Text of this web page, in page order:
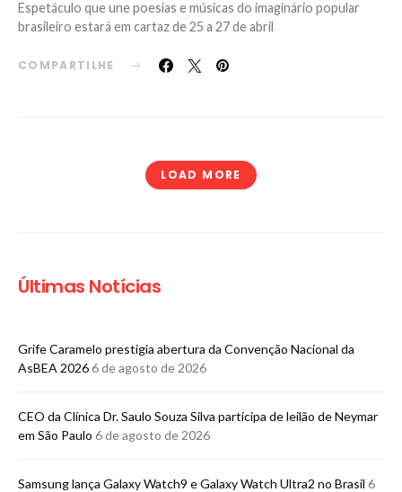
Espetáculo que une poesias e músicas do imaginário popular
brasileiro estará em cartaz de 25 a 27 de abril
COMPARTILHE
LOAD MORE
Últimas Notícias
Grife Caramelo prestigia abertura da Convenção Nacional da
AsBEA 20266 de agosto de 2026
CEO da Clínica Dr. Saulo Souza Silva participa de leilão de Neymar
em São Paulo 6 de agosto de 2026
Samsung lança Galaxy Watch9 e Galaxy Watch Ultra2 no Brasil 6